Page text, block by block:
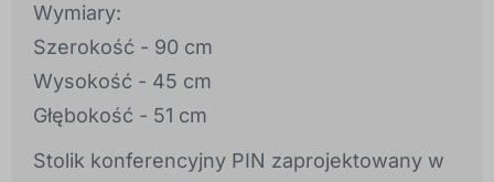
Wymiary:
Szerokość - 90 cm
Wysokość - 45 cm
Głębokość - 51 cm
Stolik konferencyjny PIN zaprojektowany w